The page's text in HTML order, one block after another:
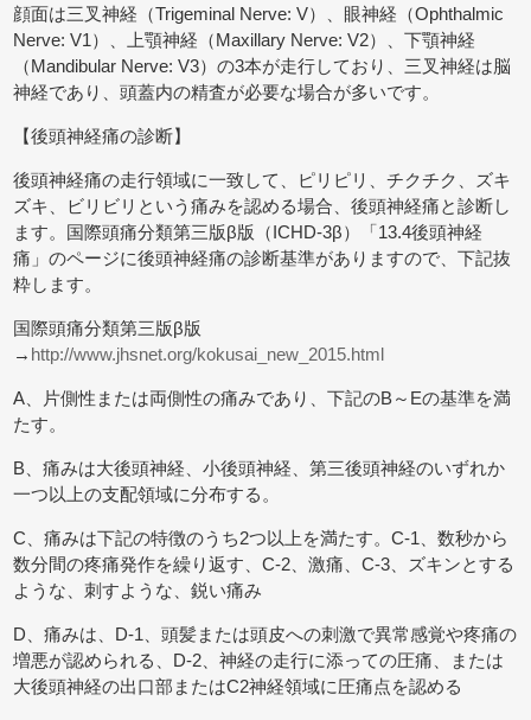
顔面は三叉神経（Trigeminal Nerve: V）、眼神経（Ophthalmic
Nerve: V1）、上顎神経（Maxillary Nerve: V2）、下顎神経
（Mandibular Nerve: V3）の3本が走行しており、三叉神経は脳
神経であり、頭蓋内の精査が必要な場合が多いです。
【後頭神経痛の診断】
後頭神経痛の走行領域に一致して、ピリピリ、チクチク、ズキ
ズキ、ビリビリという痛みを認める場合、後頭神経痛と診断し
ます。国際頭痛分類第三版β版（ICHD-3β）「13.4後頭神経
痛」のページに後頭神経痛の診断基準がありますので、下記抜
粋します。
国際頭痛分類第三版β版
→ http://www.jhsnet.org/kokusai_new_2015.html
A、片側性または両側性の痛みであり、下記のB～Eの基準を満
たす。
B、痛みは大後頭神経、小後頭神経、第三後頭神経のいずれか
一つ以上の支配領域に分布する。
C、痛みは下記の特徴のうち2つ以上を満たす。C-1、数秒から
数分間の疼痛発作を繰り返す、C-2、激痛、C-3、ズキンとする
ような、刺すような、鋭い痛み
D、痛みは、D-1、頭髪または頭皮への刺激で異常感覚や疼痛の
増悪が認められる、D-2、神経の走行に添っての圧痛、または
大後頭神経の出口部またはC2神経領域に圧痛点を認める